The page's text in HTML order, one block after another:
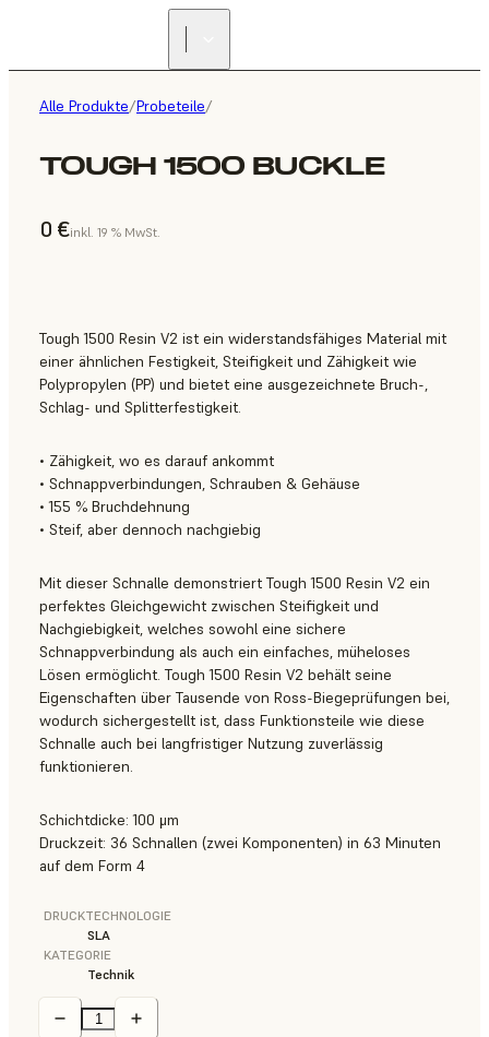
Alle Produkte/Probeteile/
TOUGH 1500 BUCKLE
0 €inkl. 19 % MwSt.
Tough 1500 Resin V2 ist ein widerstandsfähiges Material mit
einer ähnlichen Festigkeit, Steifigkeit und Zähigkeit wie
Polypropylen (PP) und bietet eine ausgezeichnete Bruch-,
Schlag- und Splitterfestigkeit.
• Zähigkeit, wo es darauf ankommt
• Schnappverbindungen, Schrauben & Gehäuse
• 155 % Bruchdehnung
• Steif, aber dennoch nachgiebig
Mit dieser Schnalle demonstriert Tough 1500 Resin V2 ein
perfektes Gleichgewicht zwischen Steifigkeit und
Nachgiebigkeit, welches sowohl eine sichere
Schnappverbindung als auch ein einfaches, müheloses
Lösen ermöglicht. Tough 1500 Resin V2 behält seine
Eigenschaften über Tausende von Ross-Biegeprüfungen bei,
wodurch sichergestellt ist, dass Funktionsteile wie diese
Schnalle auch bei langfristiger Nutzung zuverlässig
funktionieren.
Schichtdicke: 100 μm
Druckzeit: 36 Schnallen (zwei Komponenten) in 63 Minuten
auf dem Form 4
DRUCKTECHNOLOGIE
SLA
KATEGORIE
Technik